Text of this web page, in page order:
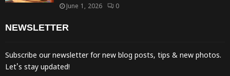
June 1, 2026 0
NEWSLETTER
Subscribe our newsletter for new blog posts, tips & new photos.
Let's stay updated!